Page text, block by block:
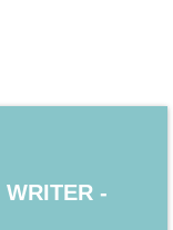
WRITER -